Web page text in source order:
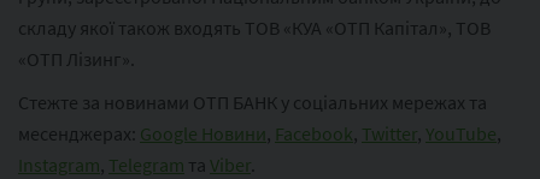
складу якої також входять ТОВ «КУА «ОТП Капітал», ТОВ
«ОТП Лізинг».
Стежте за новинами ОТП БАНК у соціальних мережах та
месенджерах: Google Новини, Facebook, Twitter, YouTube,
Instagram, Telegram та Viber